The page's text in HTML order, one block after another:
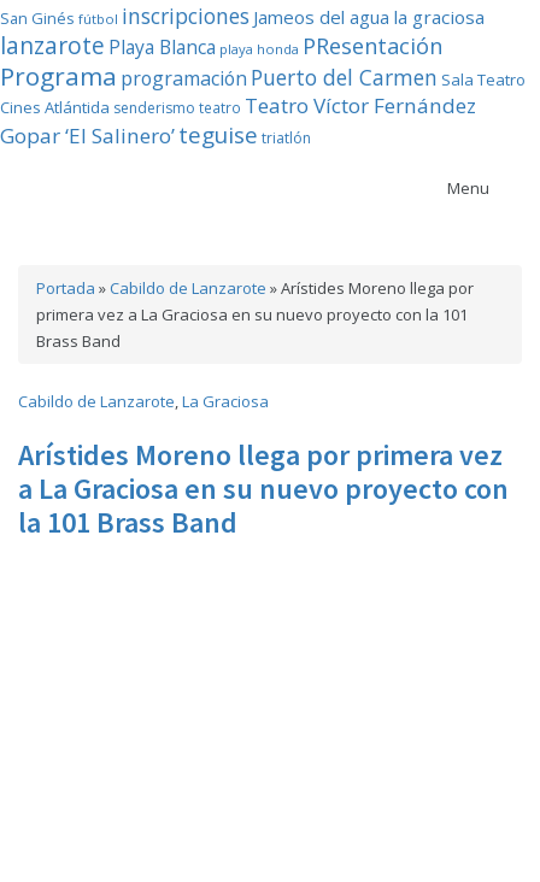
San Ginés fútbol inscripciones Jameos del agua la graciosa
lanzarote Playa Blanca playa honda PResentación
Programa programación Puerto del Carmen Sala Teatro
Cines Atlántida senderismo teatro Teatro Víctor Fernández
Gopar ‘El Salinero’teguise triatlón
Menu
Portada »Cabildo de Lanzarote »Arístides Moreno llega por
primera vez a La Graciosa en su nuevo proyecto con la 101
Brass Band
Cabildo de Lanzarote,La Graciosa
Arístides Moreno llega por primera vez
a La Graciosa en su nuevo proyecto con
la 101 Brass Band